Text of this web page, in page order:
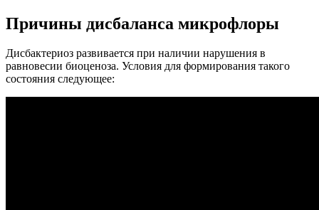
Причины дисбаланса микрофлоры
Дисбактериоз развивается при наличии нарушения в
равновесии биоценоза. Условия для формирования такого
состояния следующее: